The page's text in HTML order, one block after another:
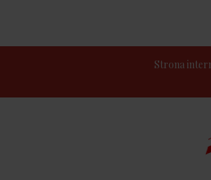
Strona